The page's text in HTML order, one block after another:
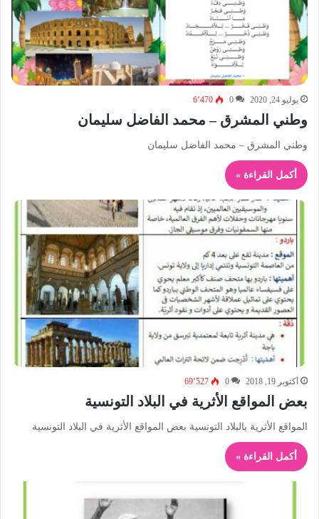
يوليو 24, 2020 0 6٬470
وطني المشرق – محمد الفاضل سليمان
وطني المشرق – محمد الفاضل سليمان
أكمل القراءة »
أكتوبر 19, 2018 0 69٬527
بعض المواقع الأثرية في البلاد التونسية
المواقع الأثرية بالبلاد التونسية بعض المواقع الأثرية في البلاد التونسية
أكمل القراءة »